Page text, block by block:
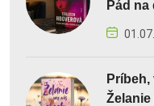
Pád na